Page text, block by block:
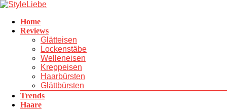
Home
Reviews
Glätteisen
Lockenstäbe
Welleneisen
Kreppeisen
Haarbürsten
Glättbürsten
Trends
Haare